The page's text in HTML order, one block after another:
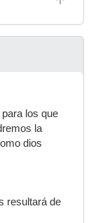
los que
la
dios
resultará de